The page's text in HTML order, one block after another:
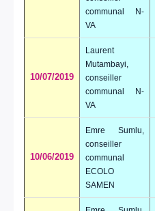
communal N-
VA
10/07/2019
Laurent
Mutambayi,
conseiller
communal N-
VA
10/06/2019
Emre Sumlu,
conseiller
communal
ECOLO
SAMEN